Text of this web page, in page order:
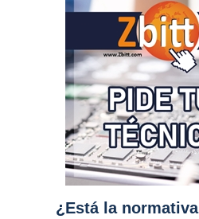
¿Está la normativa